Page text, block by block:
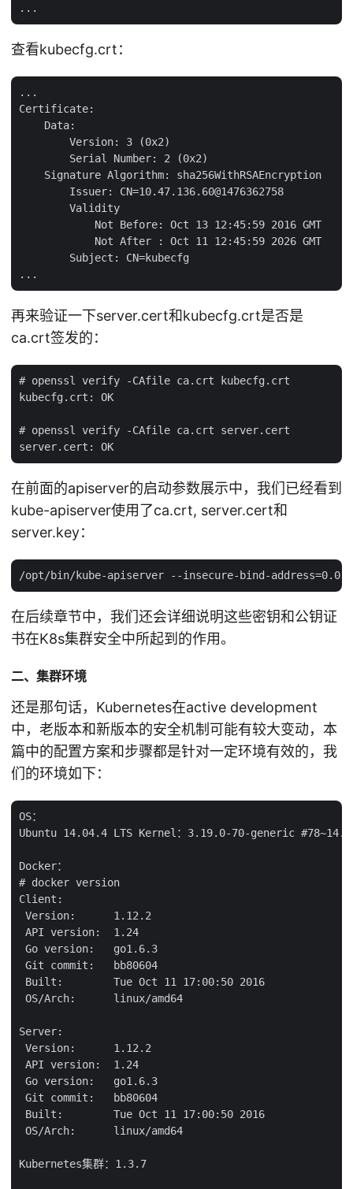
查看kubecfg.crt：
...
Certificate:
    Data:
        Version: 3 (0x2)
        Serial Number: 2 (0x2)
    Signature Algorithm: sha256WithRSAEncryption
        Issuer: CN=10.47.136.60@1476362758
        Validity
            Not Before: Oct 13 12:45:59 2016 GMT
            Not After : Oct 11 12:45:59 2026 GMT
        Subject: CN=kubecfg
再来验证一下server.cert和kubecfg.crt是否是
ca.crt签发的：
# openssl verify -CAfile ca.crt kubecfg.crt
kubecfg.crt: OK
# openssl verify -CAfile ca.crt server.cert
在前面的apiserver的启动参数展示中，我们已经看到
kube-apiserver使用了ca.crt, server.cert和
server.key：
在后续章节中，我们还会详细说明这些密钥和公钥证
书在K8s集群安全中所起到的作用。
二、集群环境
还是那句话，Kubernetes在active development
中，老版本和新版本的安全机制可能有较大变动，本
篇中的配置方案和步骤都是针对一定环境有效的，我
们的环境如下：
OS：
Ubuntu 14.04.4 LTS Kernel：3.19.0-70-generic
Docker：
# docker version
Client:
Version:      1.12.2
API version:  1.24
Go version:   go1.6.3
Git commit:   bb80604
Built:        Tue Oct 11 17:00:50 2016
OS/Arch:      linux/amd64
Server:
Version:      1.12.2
API version:  1.24
Go version:   go1.6.3
Git commit:   bb80604
Built:        Tue Oct 11 17:00:50 2016
OS/Arch:      linux/amd64
Kubernetes集群：1.3.7